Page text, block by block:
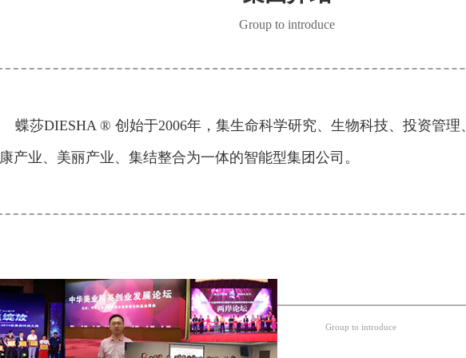
Group to introduce
蝶莎DIESHA ® 创始于2006年，集生命科学研究、生物科技、投资管理
康产业、美丽产业、集结整合为一体的智能型集团公司。
Group to introduce